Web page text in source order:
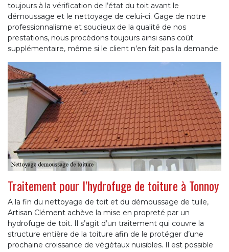
toujours à la vérification de l’état du toit avant le
démoussage et le nettoyage de celui-ci. Gage de notre
professionnalisme et soucieux de la qualité de nos
prestations, nous procédons toujours ainsi sans coût
supplémentaire, même si le client n’en fait pas la demande.
Traitement pour l’hydrofuge de toiture à Tonnoy
A la fin du nettoyage de toit et du démoussage de tuile,
Artisan Clément achève la mise en propreté par un
hydrofuge de toit. Il s’agit d’un traitement qui couvre la
structure entière de la toiture afin de le protéger d’une
prochaine croissance de végétaux nuisibles. Il est possible